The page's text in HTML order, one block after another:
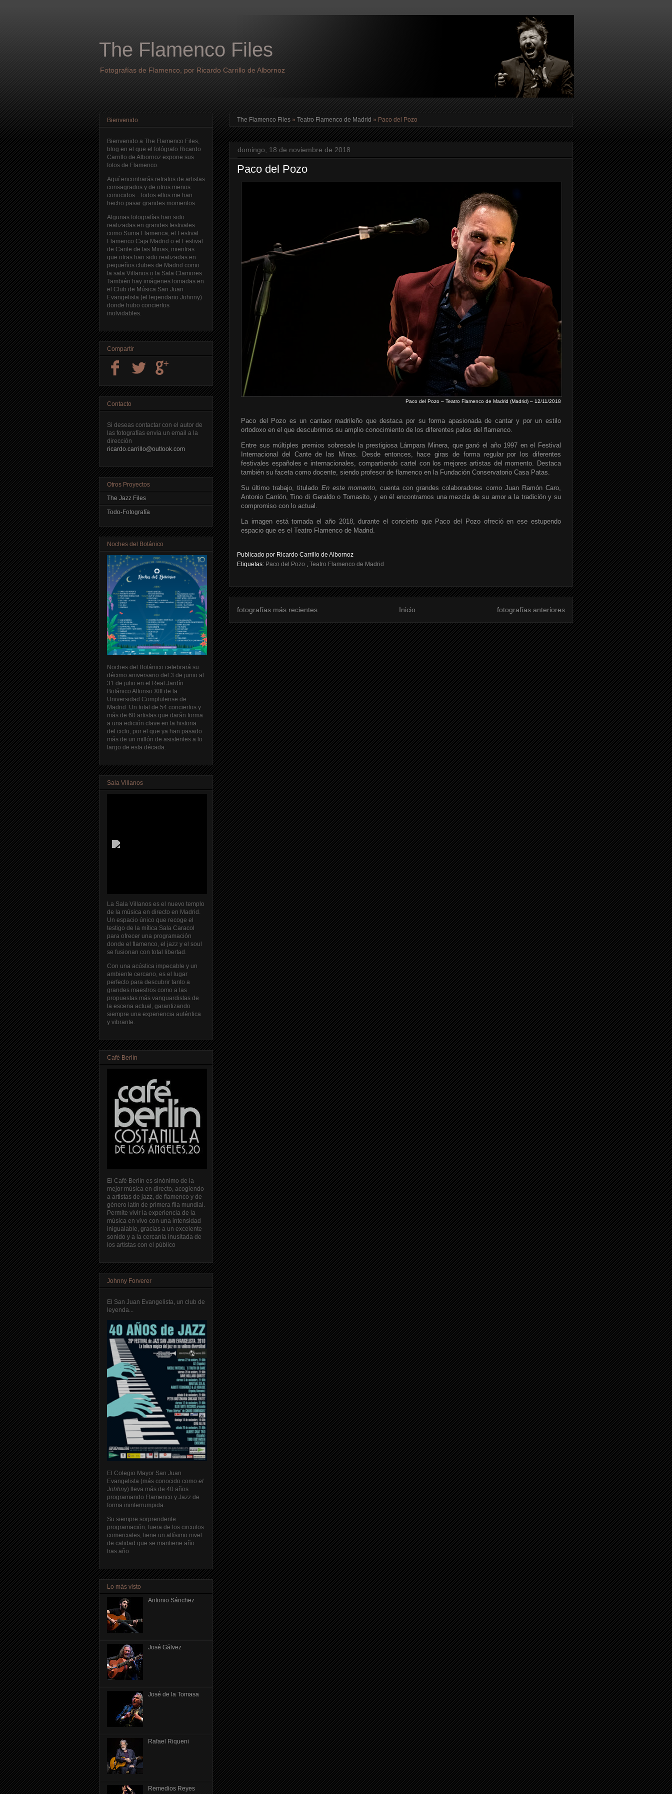
The Flamenco Files
Fotografías de Flamenco, por Ricardo Carrillo de Albornoz
The Flamenco Files » Teatro Flamenco de Madrid » Paco del Pozo
domingo, 18 de noviembre de 2018
Paco del Pozo
Paco del Pozo – Teatro Flamenco de Madrid (Madrid) – 12/11/2018
Paco del Pozo es un cantaor madrileño que destaca por su forma apasionada de cantar y por un estilo
ortodoxo en el que descubrimos su amplio conocimiento de los diferentes palos del flamenco.
Entre sus múltiples premios sobresale la prestigiosa Lámpara Minera, que ganó el año 1997 en el Festival
Internacional del Cante de las Minas. Desde entonces, hace giras de forma regular por los diferentes
festivales españoles e internacionales, compartiendo cartel con los mejores artistas del momento. Destaca
también su faceta como docente, siendo profesor de flamenco en la Fundación Conservatorio Casa Patas.
Su último trabajo, titulado En este momento, cuenta con grandes colaboradores como Juan Ramón Caro,
Antonio Carrión, Tino di Geraldo o Tomasito, y en él encontramos una mezcla de su amor a la tradición y su
compromiso con lo actual.
La imagen está tomada el año 2018, durante el concierto que Paco del Pozo ofreció en ese estupendo
espacio que es el Teatro Flamenco de Madrid.
Publicado por Ricardo Carrillo de Albornoz
Etiquetas: Paco del Pozo , Teatro Flamenco de Madrid
fotografías más recientes fotografías anteriores
Inicio
Bienvenido
Bienvenido a The Flamenco Files,
blog en el que el fotógrafo Ricardo
Carrillo de Albornoz expone sus
fotos de Flamenco.
Aquí encontrarás retratos de artistas
consagrados y de otros menos
conocidos... todos ellos me han
hecho pasar grandes momentos.
Algunas fotografías han sido
realizadas en grandes festivales
como Suma Flamenca, el Festival
Flamenco Caja Madrid o el Festival
de Cante de las Minas, mientras
que otras han sido realizadas en
pequeños clubes de Madrid como
la sala Villanos o la Sala Clamores.
También hay imágenes tomadas en
el Club de Música San Juan
Evangelista (el legendario Johnny)
donde hubo conciertos
inolvidables.
Compartir
Contacto
Si deseas contactar con el autor de
las fotografías envia un email a la
dirección
ricardo.carrillo@outlook.com
Otros Proyectos
The Jazz Files
Todo-Fotografía
Noches del Botánico
Noches del Botánico celebrará su
décimo aniversario del 3 de junio al
31 de julio en el Real Jardín
Botánico Alfonso XIII de la
Universidad Complutense de
Madrid. Un total de 54 conciertos y
más de 60 artistas que darán forma
a una edición clave en la historia
del ciclo, por el que ya han pasado
más de un millón de asistentes a lo
largo de esta década.
Sala Villanos
La Sala Villanos es el nuevo templo
de la música en directo en Madrid.
Un espacio único que recoge el
testigo de la mítica Sala Caracol
para ofrecer una programación
donde el flamenco, el jazz y el soul
se fusionan con total libertad.
Con una acústica impecable y un
ambiente cercano, es el lugar
perfecto para descubrir tanto a
grandes maestros como a las
propuestas más vanguardistas de
la escena actual, garantizando
siempre una experiencia auténtica
y vibrante.
Café Berlín
El Café Berlín es sinónimo de la
mejor música en directo, acogiendo
a artistas de jazz, de flamenco y de
género latin de primera fila mundial.
Permite vivir la experiencia de la
música en vivo con una intensidad
inigualable, gracias a un excelente
sonido y a la cercanía inusitada de
los artistas con el público
Johnny Forverer
El San Juan Evangelista, un club de
leyenda...
El Colegio Mayor San Juan
Evangelista (más conocido como el
Johhny) lleva más de 40 años
programando Flamenco y Jazz de
forma ininterrumpida.
Su siempre sorprendente
programación, fuera de los circuitos
comerciales, tiene un altísimo nivel
de calidad que se mantiene año
tras año.
Lo más visto
Antonio Sánchez
José Gálvez
José de la Tomasa
Rafael Riqueni
Remedios Reyes